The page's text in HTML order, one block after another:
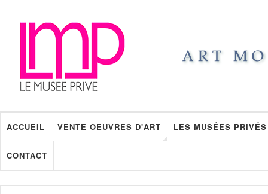
ACCUEIL VENTE OEUVRES D'ART LES MUSÉES PRIVÉS
CONTACT